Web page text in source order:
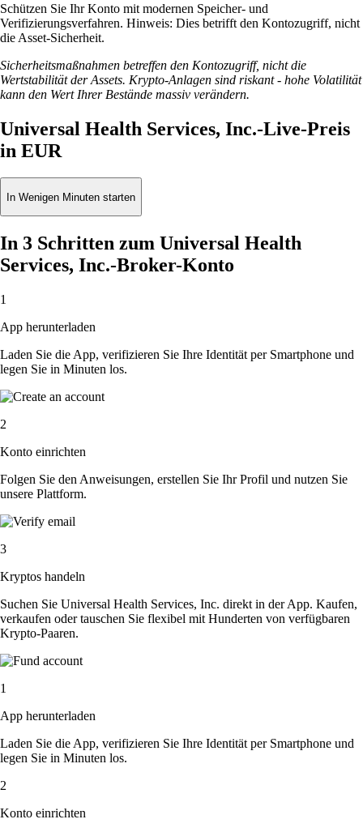
Schützen Sie Ihr Konto mit modernen Speicher- und
Verifizierungsverfahren. Hinweis: Dies betrifft den Kontozugriff, nicht
die Asset-Sicherheit.
Sicherheitsmaßnahmen betreffen den Kontozugriff, nicht die
Wertstabilität der Assets. Krypto-Anlagen sind riskant - hohe Volatilität
kann den Wert Ihrer Bestände massiv verändern.
Universal Health Services, Inc.-Live-Preis
in EUR
In Wenigen Minuten starten
In 3 Schritten zum Universal Health
Services, Inc.-Broker-Konto
1
App herunterladen
Laden Sie die App, verifizieren Sie Ihre Identität per Smartphone und
legen Sie in Minuten los.
2
Konto einrichten
Folgen Sie den Anweisungen, erstellen Sie Ihr Profil und nutzen Sie
unsere Plattform.
3
Kryptos handeln
Suchen Sie Universal Health Services, Inc. direkt in der App. Kaufen,
verkaufen oder tauschen Sie flexibel mit Hunderten von verfügbaren
Krypto-Paaren.
1
App herunterladen
Laden Sie die App, verifizieren Sie Ihre Identität per Smartphone und
legen Sie in Minuten los.
2
Konto einrichten